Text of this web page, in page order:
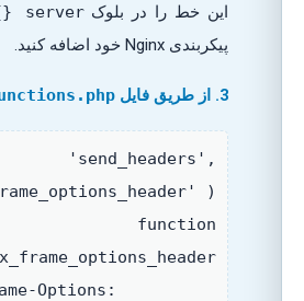
این خط را در بلوکserver {}
پیکربندی Nginx خود اضافه کنید.
functions.php
'send_headers',
);
function
add_x_frame_options_header() {
Options: